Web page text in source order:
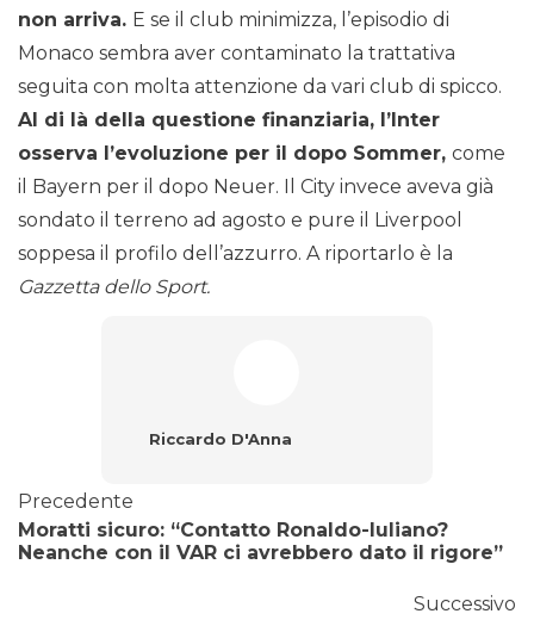
non arriva. E se il club minimizza, l’episodio di
Monaco sembra aver contaminato la trattativa
seguita con molta attenzione da vari club di spicco.
Al di là della questione finanziaria, l’Inter
osserva l’evoluzione per il dopo Sommer, come
il Bayern per il dopo Neuer. Il City invece aveva già
sondato il terreno ad agosto e pure il Liverpool
soppesa il profilo dell’azzurro. A riportarlo è la
Gazzetta dello Sport.
Riccardo D'Anna
Precedente
Moratti sicuro: “Contatto Ronaldo-Iuliano?
Neanche con il VAR ci avrebbero dato il rigore”
Successivo